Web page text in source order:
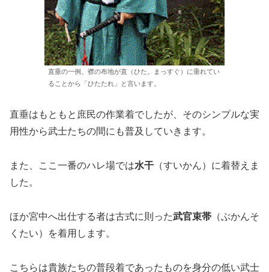
直垂の一例。襟の布地が直（ひた。まっすぐ）に垂れてい
ることから「ひたたれ」と言います。
直垂はもともと庶民の作業着でしたが、そのシンプルな実
用性から武士たちの間にも普及していきます。
また、ここ一番のハレ場では水干 （すいかん）に着替えま
した。
ほか宮中へ出仕する者は古式に則った武官束帯 （ぶかんそ
くたい）を着用します。
こちらは貴族たちの普段着であったものを身分の低い武士